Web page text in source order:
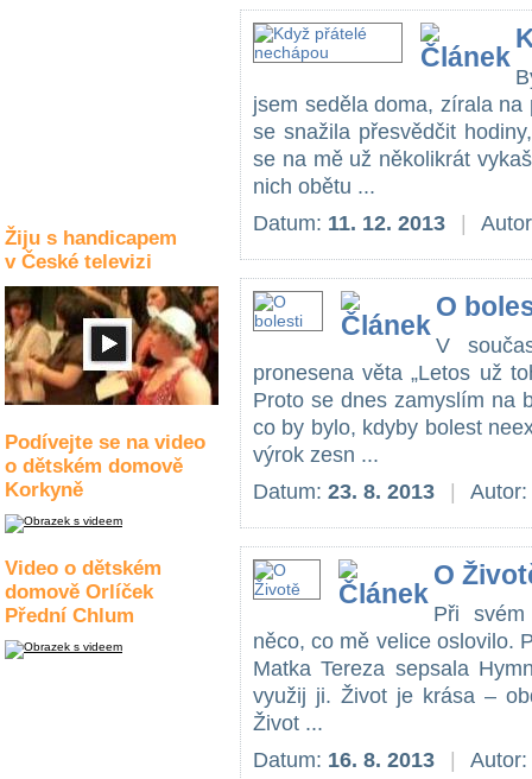
Žiju s handicapem
v České televizi
Podívejte se na video
o dětském domově
Korkyně
Video o dětském
domově Orlíček
Přední Chlum
jsem seděla doma, zírala
se snažila přesvědčit
se na mě už několikrát
nich obětu ...
Datum: 11. 12. 2013
O
V
pronesena věta „Letos už
Proto se dnes zamyslím na
co by bylo, kdyby bolest
výrok zesn ...
Datum: 23. 8. 2013 Autor:
O
Při
něco, co mě velice oslovilo.
Matka Tereza sepsala
využij ji. Život je krása –
Život ...
Datum: 16. 8. 2013 Autor: